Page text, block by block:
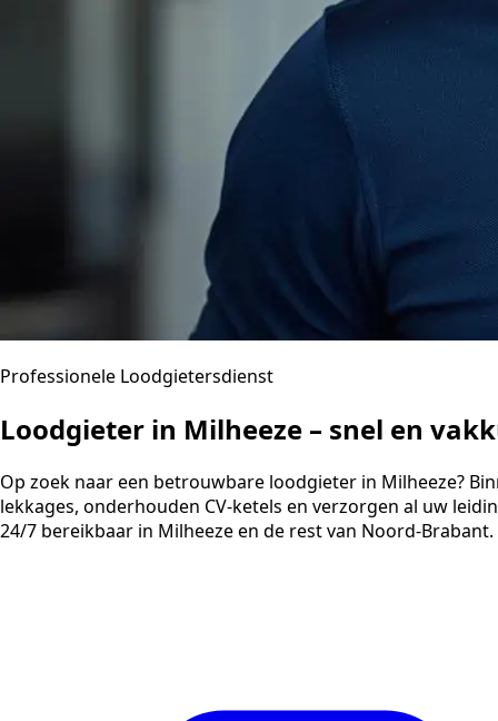
Professionele Loodgietersdienst
Loodgieter in Milheeze – snel en
Op zoek naar een betrouwbare loodgieter in Milheeze?
lekkages, onderhouden CV-ketels en verzorgen al uw
24/7 bereikbaar in Milheeze en de rest van Noord-Brabant.